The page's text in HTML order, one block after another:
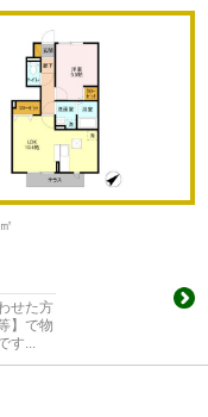
せた方
】で物
す...